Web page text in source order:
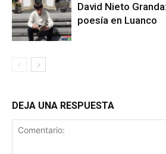
David Nieto
poesía en Luanco
DEJA UNA RESPUESTA